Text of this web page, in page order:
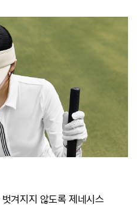
겨지지 않도록 제네시스